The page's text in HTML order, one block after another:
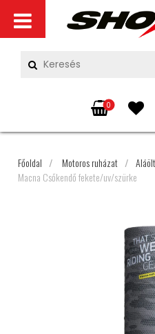
0
Főoldal / Motoros ruházat /
Macna Csőkendő fekete/uv/szürke